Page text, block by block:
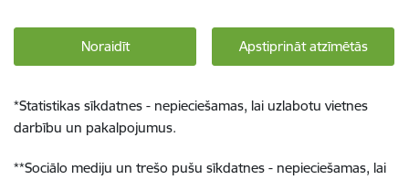
Noraidīt Apstiprināt atzīmētās
*Statistikas sīkdatnes - nepieciešamas, lai uzlabotu vietnes
darbību un pakalpojumus.
**Sociālo mediju un trešo pušu sīkdatnes - nepieciešamas, lai